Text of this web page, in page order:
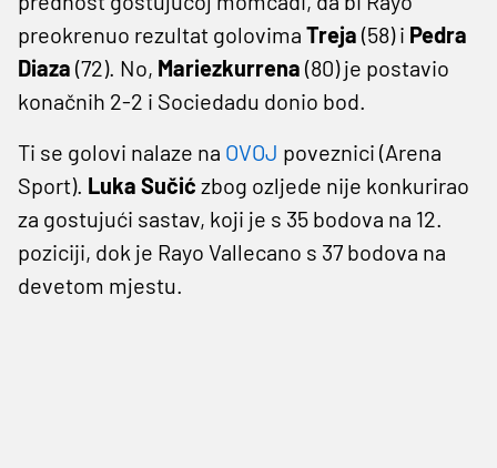
preokrenuo rezultat golovima Treja (58) i Pedra
Diaza (72). No, Mariezkurrena (80) je postavio
konačnih 2-2 i Sociedadu donio bod.
Ti se golovi nalaze na OVOJ poveznici (Arena
Sport). Luka Sučić zbog ozljede nije konkurirao
za gostujući sastav, koji je s 35 bodova na 12.
poziciji, dok je Rayo Vallecano s 37 bodova na
devetom mjestu.